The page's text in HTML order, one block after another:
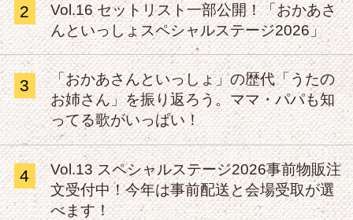
2
Vol.16 セットリスト一部公開！「おかあさ
んといっしょスペシャルステージ2026」
3
「おかあさんといっしょ」の歴代「うたの
お姉さん」を振り返ろう。ママ・パパも知
ってる歌がいっぱい！
4
Vol.13 スペシャルステージ2026事前物販注
文受付中！今年は事前配送と会場受取が選
べます！